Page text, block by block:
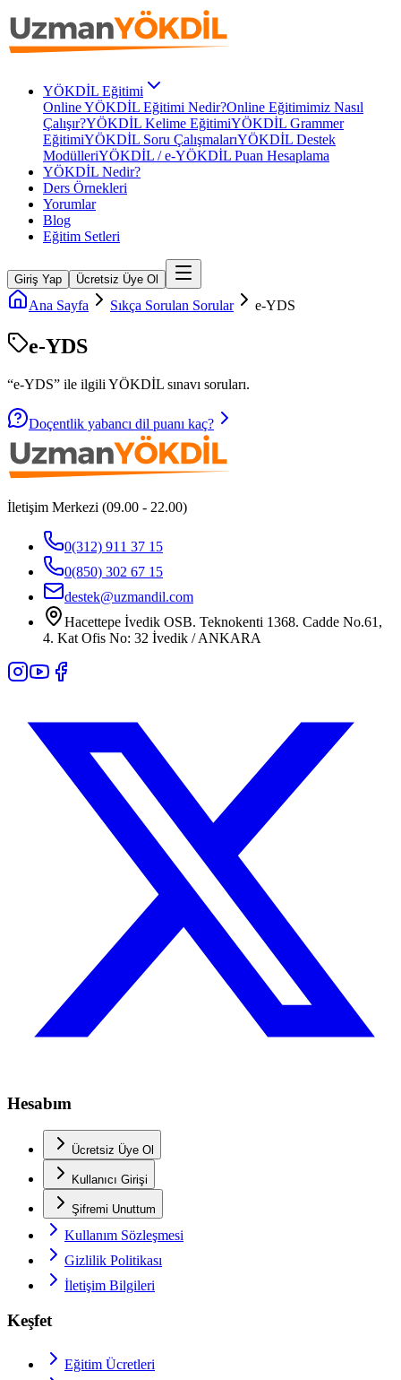
YÖKDİL Eğitimi
Online YÖKDİL Eğitimi Nedir?Online Eğitimimiz Nasıl
Çalışır?YÖKDİL Kelime EğitimiYÖKDİL Grammer
EğitimiYÖKDİL Soru ÇalışmalarıYÖKDİL Destek
ModülleriYÖKDİL / e-YÖKDİL Puan Hesaplama
YÖKDİL Nedir?
Ders Örnekleri
Yorumlar
Blog
Eğitim Setleri
Giriş Yap Ücretsiz Üye Ol
Ana Sayfa Sıkça Sorulan Sorular e-YDS
e-YDS
“e-YDS” ile ilgili YÖKDİL sınavı soruları.
Doçentlik yabancı dil puanı kaç?
İletişim Merkezi (09.00 - 22.00)
0(312) 911 37 15
0(850) 302 67 15
destek@uzmandil.com
Hacettepe İvedik OSB. Teknokenti 1368. Cadde No.61,
4. Kat Ofis No: 32 İvedik / ANKARA
Hesabım
Ücretsiz Üye Ol
Kullanıcı Girişi
Şifremi Unuttum
Kullanım Sözleşmesi
Gizlilik Politikası
İletişim Bilgileri
Keşfet
Eğitim Ücretleri